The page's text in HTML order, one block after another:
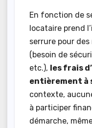
En fonction de
locataire prend
serrure pour
(besoin de
etc.), les frais
entièrement à
contexte,
à participer
démarche,